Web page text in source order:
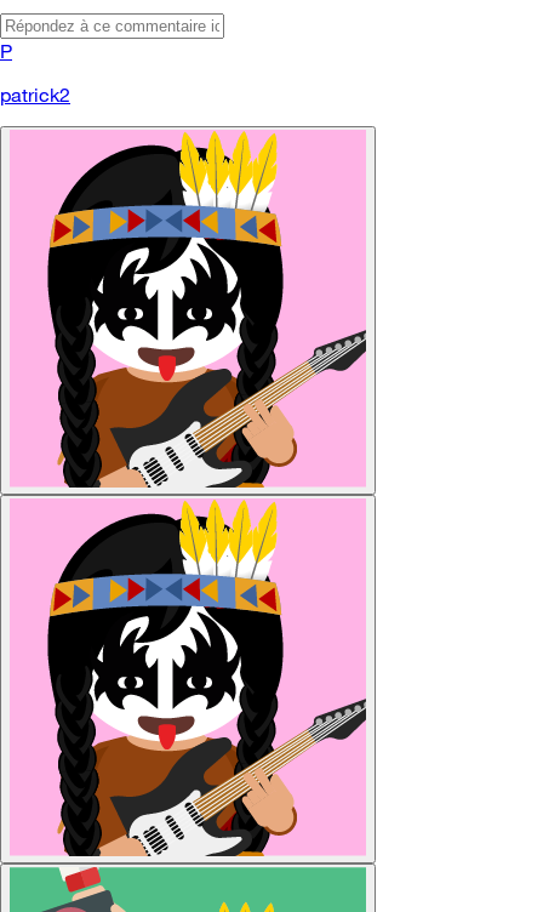
P
patrick2